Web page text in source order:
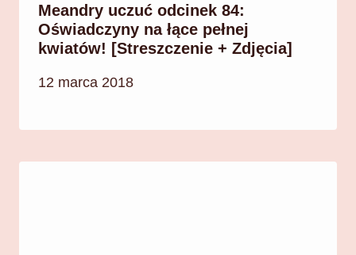
Meandry uczuć odcinek 84:
Oświadczyny na łące pełnej
kwiatów! [Streszczenie + Zdjęcia]
12 marca 2018